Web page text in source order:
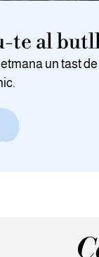
te al
un tast